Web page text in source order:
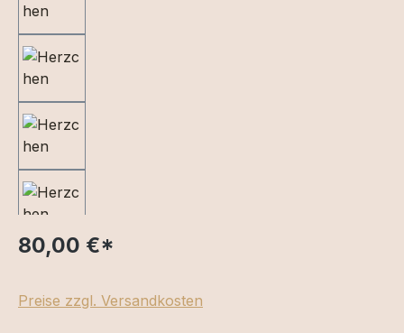
80,00 €*
Preise zzgl. Versandkosten